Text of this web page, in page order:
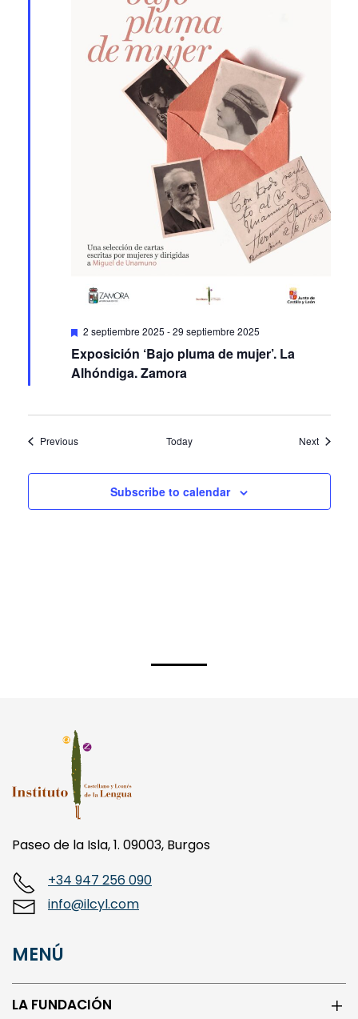
Featured
2 septiembre 2025 -29 septiembre 2025
Exposición ‘Bajo pluma de mujer’. La
Alhóndiga. Zamora
PreviousEvents Today NextEvents
Subscribe to calendar
Paseo de la Isla, 1. 09003, Burgos
+34 947 256 090
info@ilcyl.com
MENÚ
LA FUNDACIÓN